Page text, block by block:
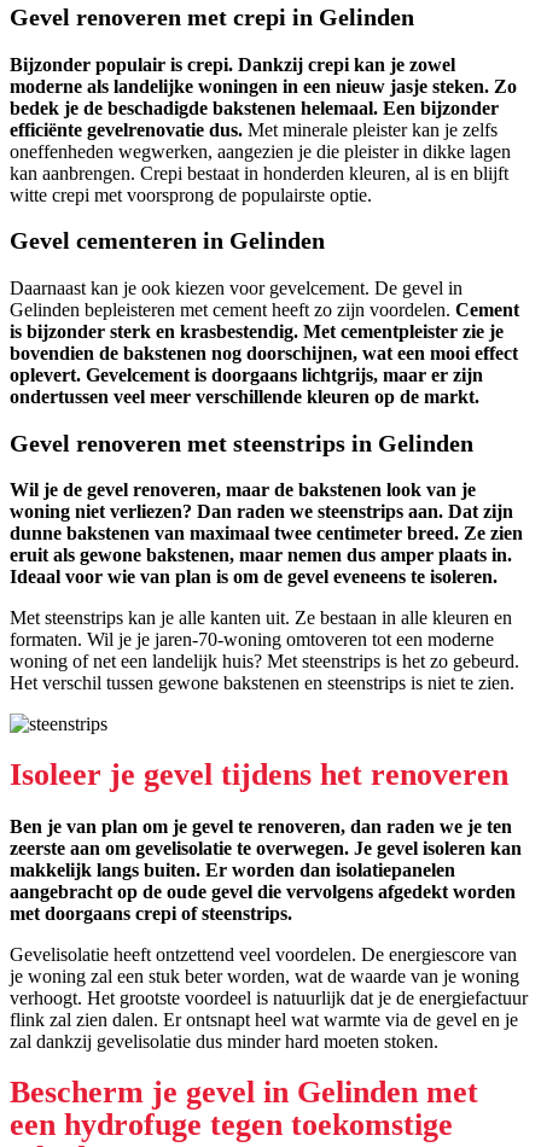
Gevel renoveren met crepi in Gelinden
Bijzonder populair is crepi. Dankzij crepi kan je zowel
moderne als landelijke woningen in een nieuw jasje steken. Zo
bedek je de beschadigde bakstenen helemaal. Een bijzonder
efficiënte gevelrenovatie dus. Met minerale pleister kan je zelfs
oneffenheden wegwerken, aangezien je die pleister in dikke lagen
kan aanbrengen. Crepi bestaat in honderden kleuren, al is en blijft
witte crepi met voorsprong de populairste optie.
Gevel cementeren in Gelinden
Daarnaast kan je ook kiezen voor gevelcement. De gevel in
Gelinden bepleisteren met cement heeft zo zijn voordelen. Cement
is bijzonder sterk en krasbestendig. Met cementpleister zie je
bovendien de bakstenen nog doorschijnen, wat een mooi effect
oplevert. Gevelcement is doorgaans lichtgrijs, maar er zijn
ondertussen veel meer verschillende kleuren op de markt.
Gevel renoveren met steenstrips in Gelinden
Wil je de gevel renoveren, maar de bakstenen look van je
woning niet verliezen? Dan raden we steenstrips aan. Dat zijn
dunne bakstenen van maximaal twee centimeter breed. Ze zien
eruit als gewone bakstenen, maar nemen dus amper plaats in.
Ideaal voor wie van plan is om de gevel eveneens te isoleren.
Met steenstrips kan je alle kanten uit. Ze bestaan in alle kleuren en
formaten. Wil je je jaren-70-woning omtoveren tot een moderne
woning of net een landelijk huis? Met steenstrips is het zo gebeurd.
Het verschil tussen gewone bakstenen en steenstrips is niet te zien.
Isoleer je gevel tijdens het renoveren
Ben je van plan om je gevel te renoveren, dan raden we je ten
zeerste aan om gevelisolatie te overwegen. Je gevel isoleren kan
makkelijk langs buiten. Er worden dan isolatiepanelen
aangebracht op de oude gevel die vervolgens afgedekt worden
met doorgaans crepi of steenstrips.
Gevelisolatie heeft ontzettend veel voordelen. De energiescore van
je woning zal een stuk beter worden, wat de waarde van je woning
verhoogt. Het grootste voordeel is natuurlijk dat je de energiefactuur
flink zal zien dalen. Er ontsnapt heel wat warmte via de gevel en je
zal dankzij gevelisolatie dus minder hard moeten stoken.
Bescherm je gevel in Gelinden met
een hydrofuge tegen toekomstige